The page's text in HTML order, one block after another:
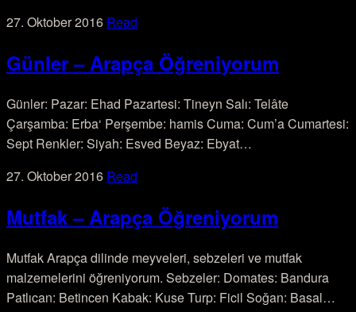
27. Oktober 2016 Read
Günler – Arapça Öğreniyorum
Günler: Pazar: Ehad Pazartesi: Tineyn Salı: Telâte
Çarşamba: Erba‘ Perşembe: hamis Cuma: Cum’a Cumartesi:
Sept Renkler: Siyah: Esved Beyaz: Ebyat…
27. Oktober 2016 Read
Mutfak – Arapça Öğreniyorum
Mutfak Arapça dilinde meyveleri, sebzeleri ve mutfak
malzemelerini öğreniyorum. Sebzeler: Domates: Bandura
Patlıcan: Betincen Kabak: Kuse Turp: Ficil Soğan: Basal…